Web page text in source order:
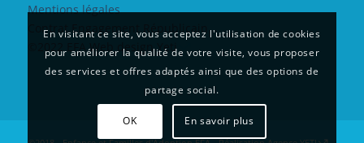
Mentions légales
Contrat Engagement Républicain
©2022 EFA Web design Yeti
En visitant ce site, vous acceptez l'utilisation de cookies
pour améliorer la qualité de votre visite, vous proposer
des services et offres adaptés ainsi que des options de
partage social.
OK En savoir plus